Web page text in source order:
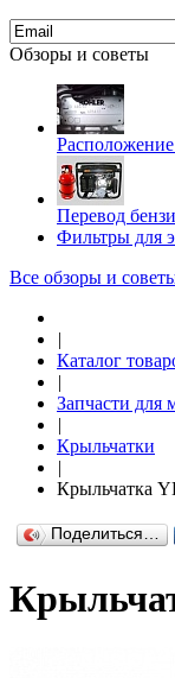
Обзоры и советы
Перевод
Фильтры для
Все обзоры и
|
Каталог
|
Запчасти для
|
Крыльчатки
|
Крыльчатка
Поделиться…